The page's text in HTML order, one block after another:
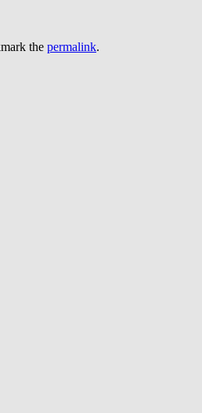
the permalink.